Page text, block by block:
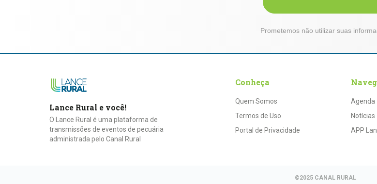
Prometemos não utilizar suas
Lance Rural e você!
O Lance Rural é uma plataforma de
transmissões de eventos de pecuária
administrada pelo Canal Rural
Conheça
Quem Somos
Termos de Uso
Portal de Privacidade
Agenda
Notícias
APP
©2025 CANAL RURAL